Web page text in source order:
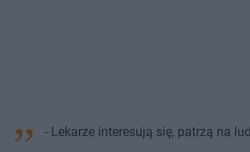
- Lekarze interesują się, patrzą na